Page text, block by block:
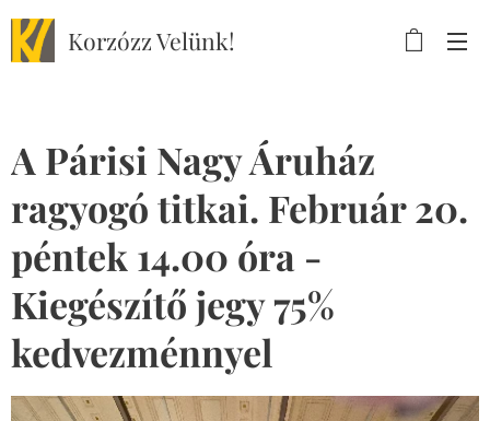
KorzózzVelünk!
A Párisi Nagy Áruház
ragyogó titkai. Február 20.
péntek 14.00 óra -
Kiegészítő jegy 75%
kedvezménnyel